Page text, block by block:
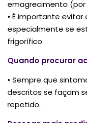
emagrecimento
• É importante evitar
especialmente se
frigorífico.
Quando procurar
• Sempre que
descritos se façam
repetido.